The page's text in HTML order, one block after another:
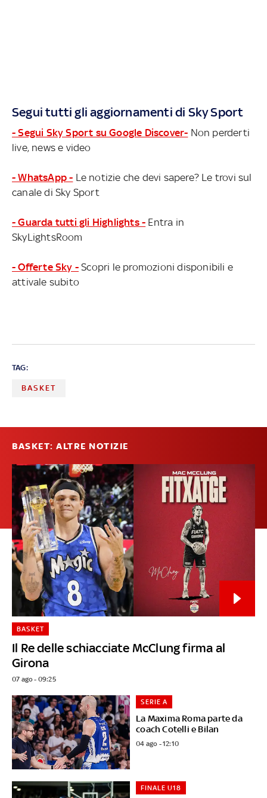
Segui tutti gli aggiornamenti di Sky Sport
- Segui Sky Sport su Google Discover- Non perderti
live, news e video
- WhatsApp - Le notizie che devi sapere? Le trovi sul
canale di Sky Sport
- Guarda tutti gli Highlights - Entra in
SkyLightsRoom
- Offerte Sky - Scopri le promozioni disponibili e
attivale subito
TAG:
BASKET
BASKET: ALTRE NOTIZIE
Il Re delle schiacciate McClung firma al
Girona
BASKET
07 ago - 09:25
La Maxima Roma parte da
coach Cotelli e Bilan
SERIE A
04 ago - 12:10
FINALE U18